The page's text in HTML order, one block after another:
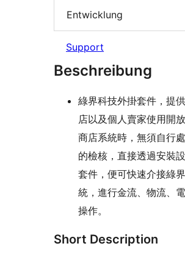
Entwicklung
Support
Beschreibung
綠界科技外掛套件，提
店以及個人賣家使用開
商店系統時，無須自行
的檢核，直接透過安裝
套件，便可快速介接綠
統，進行金流、物流、
操作。
Short Description